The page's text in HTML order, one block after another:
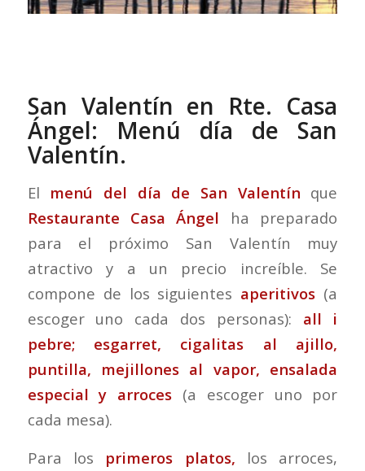
San Valentín en Rte. Casa
Ángel: Menú día de San
Valentín.
El menú del día de San Valentín que
Restaurante Casa Ángel ha preparado
para el próximo San Valentín muy
atractivo y a un precio increíble. Se
compone de los siguientes aperitivos (a
escoger uno cada dos personas): all i
pebre; esgarret, cigalitas al ajillo,
puntilla, mejillones al vapor, ensalada
especial y arroces (a escoger uno por
cada mesa).
Para los primeros platos, los arroces,